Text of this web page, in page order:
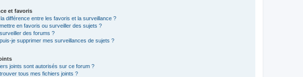
et favoris
différence entre les favoris et la surveillance ?
en favoris ou surveiller des sujets ?
des forums ?
je supprimer mes surveillances de sujets ?
joints sont autorisés sur ce forum ?
tous mes fichiers joints ?